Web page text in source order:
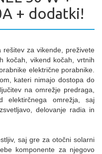
+ dodatki!
rešitev za vikende, preživete
kočah, vikend kočah, vrtnih
električne porabnike.
kateri nimajo dostopa do
na omrežje predraga,
omrežja, saj
delovanje radia in
saj gre za otočni solarni
komponente za njegovo